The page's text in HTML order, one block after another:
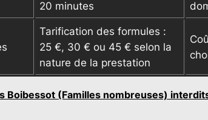
20 minutes
Tarification des formules :
25 €, 30 € ou 45 € selon la
nature de la prestation
Boibessot (Familles nombreuses)